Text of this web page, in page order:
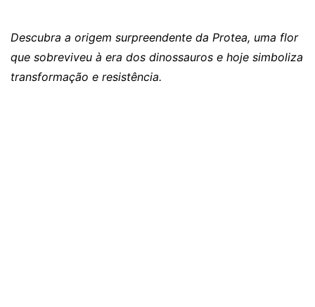
Descubra a origem surpreendente da Protea, uma flor
que sobreviveu à era dos dinossauros e hoje simboliza
transformação e resistência.